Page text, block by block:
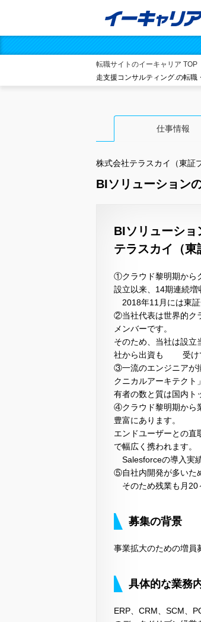
転職サイトのイーキャリア TOP
走支援コンサルティング.の転職
仕事情報
株式会社テラスカイ（東証
BIソリューション
BIソリューショ
テラスカイ（東
①クラウド黎明期から
設立以来、14期連続増
2018年11月には東証
②当社代表は世界的ク
メンバーです。
そのため、当社は設
社から出資も 受け
③一流のエンジニアが
クニカルアーキテク
有者の数と質は国内ト
④クラウド黎明期から
豊富にあります。
エンドユーザーとの
で幅広く携われます。
Salesforceの導入実
⑤自社内開発が多いた
そのため残業も月20
募集の背景
事業拡大のための増員
具体的な業務
ERP、CRM、SCM、